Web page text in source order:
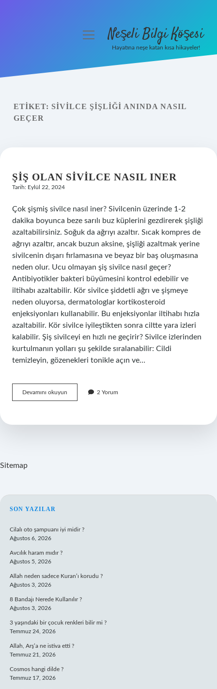
Yasal Uyarı
menüyüNeşeli Bilgi Köşesi
Hayatına neşe katan kısa hikayeler!
ETIKET: SIVILCE ŞIŞLIĞI ANINDA NASIL
GEÇER
ŞIŞ OLAN SIVILCE NASIL INER
Tarih: Eylül 22, 2024
Çok şişmiş sivilce nasıl iner? Sivilcenin üzerinde 1-2
dakika boyunca beze sarılı buz küplerini gezdirerek şişliği
azaltabilirsiniz. Soğuk da ağrıyı azaltır. Sıcak kompres de
ağrıyı azaltır, ancak buzun aksine, şişliği azaltmak yerine
sivilcenin dışarı fırlamasına ve beyaz bir baş oluşmasına
neden olur. Ucu olmayan şiş sivilce nasıl geçer?
Antibiyotikler bakteri büyümesini kontrol edebilir ve
iltihabı azaltabilir. Kör sivilce şiddetli ağrı ve şişmeye
neden oluyorsa, dermatologlar kortikosteroid
enjeksiyonları kullanabilir. Bu enjeksiyonlar iltihabı hızla
azaltabilir. Kör sivilce iyileştikten sonra ciltte yara izleri
kalabilir. Şiş sivilceyi en hızlı ne geçirir? Sivilce izlerinden
kurtulmanın yolları şu şekilde sıralanabilir: Cildi
temizleyin, gözenekleri tonikle açın ve…
Devamını okuyun
Olan
Iner
2 Yorum
Sitemap
SIDEBAR
SON YAZILAR
Cilalı oto şampuanı iyi midir ?
Ağustos 6, 2026
Avcılık haram mıdır ?
Ağustos 5, 2026
Allah neden sadece Kuran’ı korudu ?
Ağustos 3, 2026
8 Bandajı Nerede Kullanılır ?
Ağustos 3, 2026
3 yaşındaki bir çocuk renkleri bilir mi ?
Temmuz 24, 2026
Allah, Arş’a ne istiva etti ?
Temmuz 21, 2026
Cosmos hangi dilde ?
Temmuz 17, 2026